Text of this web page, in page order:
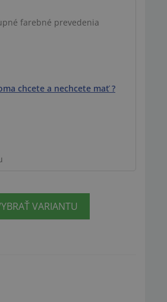
farebné prevedenia
chcete a nechcete mať ?
VARIANTU